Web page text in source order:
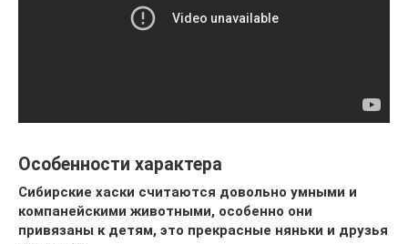
Особенности характера
Сибирские хаски считаются довольно умными и
компанейскими животными, особенно они
привязаны к детям, это прекрасные няньки и друзья